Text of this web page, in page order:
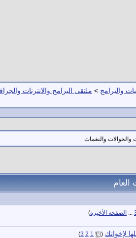
والبرامج > ملتقى البرامج والانترنات
والجوالات والنغمات
العام
... الصفحة الأخيرة)
لإخوانك (
1
2
3
)